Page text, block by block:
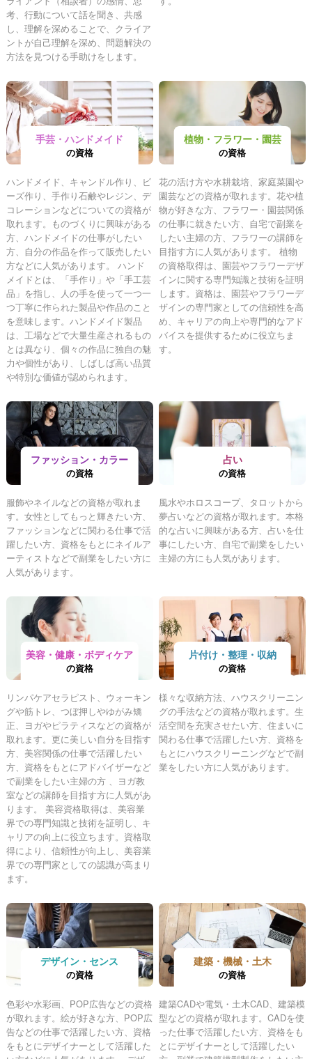
考、行動について話を聞き、共感
し、理解を深めることで、クライア
ントが自己理解を深め、問題解決の
方法を見つける手助けをします。
手芸・ハンドメイド
の資格
ハンドメイド、キャンドル作り、ビ
ーズ作り、手作り石鹸やレジン、デ
コレーションなどについての資格が
取れます。ものづくりに興味がある
方、ハンドメイドの仕事がしたい
方、自分の作品を作って販売したい
方などに人気があります。 ハンド
メイドとは、「手作り」や「手工芸
品」を指し、人の手を使って一つ一
つ丁寧に作られた製品や作品のこと
を意味します。ハンドメイド製品
は、工場などで大量生産されるもの
とは異なり、個々の作品に独自の魅
力や個性があり、しばしば高い品質
や特別な価値が認められます。
植物・フラワー・園芸
の資格
花の活け方や水耕栽培、家庭菜園や
園芸などの資格が取れます。花や植
物が好きな方、フラワー・園芸関係
の仕事に就きたい方、自宅で副業を
したい主婦の方、フラワーの講師を
目指す方に人気があります。 植物
の資格取得は、園芸やフラワーデザ
インに関する専門知識と技術を証明
します。資格は、園芸やフラワーデ
ザインの専門家としての信頼性を高
め、キャリアの向上や専門的なアド
バイスを提供するために役立ちま
す。
ファッション・カラー
の資格
服飾やネイルなどの資格が取れま
す。女性としてもっと輝きたい方、
ファッションなどに関わる仕事で活
躍したい方、資格をもとにネイルア
ーティストなどで副業をしたい方に
人気があります。
占い
の資格
風水やホロスコープ、タロットから
夢占いなどの資格が取れます。本格
的な占いに興味がある方、占いを仕
事にしたい方、自宅で副業をしたい
主婦の方にも人気があります。
美容・健康・ボディケア
の資格
リンパケアセラピスト、ウォーキン
グや筋トレ、つぼ押しやゆがみ矯
正、ヨガやピラティスなどの資格が
取れます。更に美しい自分を目指す
方、美容関係の仕事で活躍したい
方、資格をもとにアドバイザーなど
で副業をしたい主婦の方 、ヨガ教
室などの講師を目指す方に人気があ
ります。 美容資格取得は、美容業
界での専門知識と技術を証明し、キ
ャリアの向上に役立ちます。資格取
得により、信頼性が向上し、美容業
界での専門家としての認識が高まり
ます。
片付け・整理・収納
の資格
様々な収納方法、ハウスクリーニン
グの手法などの資格が取れます。生
活空間を充実させたい方、住まいに
関わる仕事で活躍したい方、資格を
もとにハウスクリーニングなどで副
業をしたい方に人気があります。
デザイン・センス
の資格
色彩や水彩画、POP広告などの資格
が取れます。絵が好きな方、POP広
告などの仕事で活躍したい方、資格
をもとにデザイナーとして活躍した
建築・機械・土木
の資格
建築CADや電気・土木CAD、建築模
型などの資格が取れます。CADを使
った仕事で活躍したい方、資格をも
とにデザイナーとして活躍したい